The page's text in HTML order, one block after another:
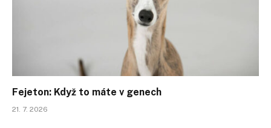
Fejeton: Když to máte v genech
21. 7. 2026